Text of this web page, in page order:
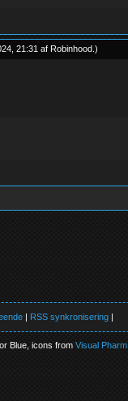
21:31 af Robinhood. )
| RSS synkronisering |
Blue, icons fromVisual Pharm